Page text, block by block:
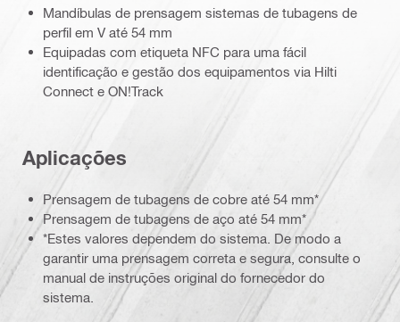
Mandíbulas de prensagem sistemas de tubagens de
perfil em V até 54 mm
Equipadas com etiqueta NFC para uma fácil
identificação e gestão dos equipamentos via Hilti
Connect e ON!Track
Aplicações
Prensagem de tubagens de cobre até 54 mm*
Prensagem de tubagens de aço até 54 mm*
*Estes valores dependem do sistema. De modo a
garantir uma prensagem correta e segura, consulte o
manual de instruções original do fornecedor do
sistema.